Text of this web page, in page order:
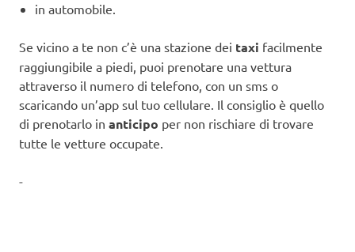
in automobile.
Se vicino a te non c’è una stazione dei taxi facilmente
raggiungibile a piedi, puoi prenotare una vettura
attraverso il numero di telefono, con un sms o
scaricando un’app sul tuo cellulare. Il consiglio è quello
di prenotarlo in anticipo per non rischiare di trovare
tutte le vetture occupate.
-